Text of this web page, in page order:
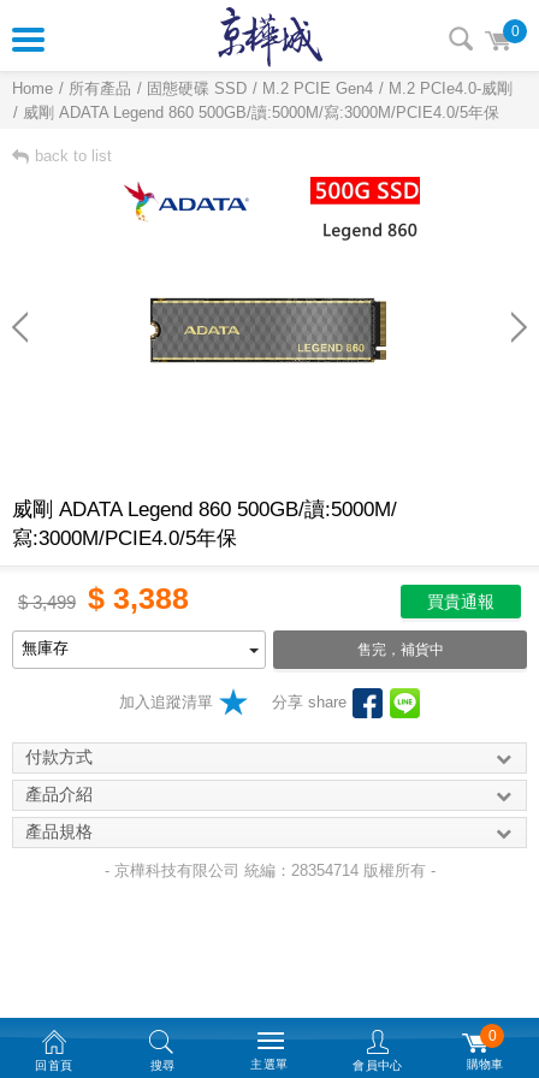
0
Home 所有產品 固態硬碟 SSD M.2 PCIE Gen4
M.2 PCIe4.0-威剛
威剛 ADATA Legend 860 500GB/讀:5000M/寫:3000M/PCIE4.0/5年保
back to list
威剛 ADATA Legend 860 500GB/讀:5000M/
寫:3000M/PCIE4.0/5年保
$3,499 $ 3,388 買貴通報
售完，補貨中
加入追蹤清單 分享 share
付款方式
產品介紹
產品規格
- 京樺科技有限公司 統編：28354714 版權所有 -
回首頁 搜尋 主選單 會員中心
0
購物車